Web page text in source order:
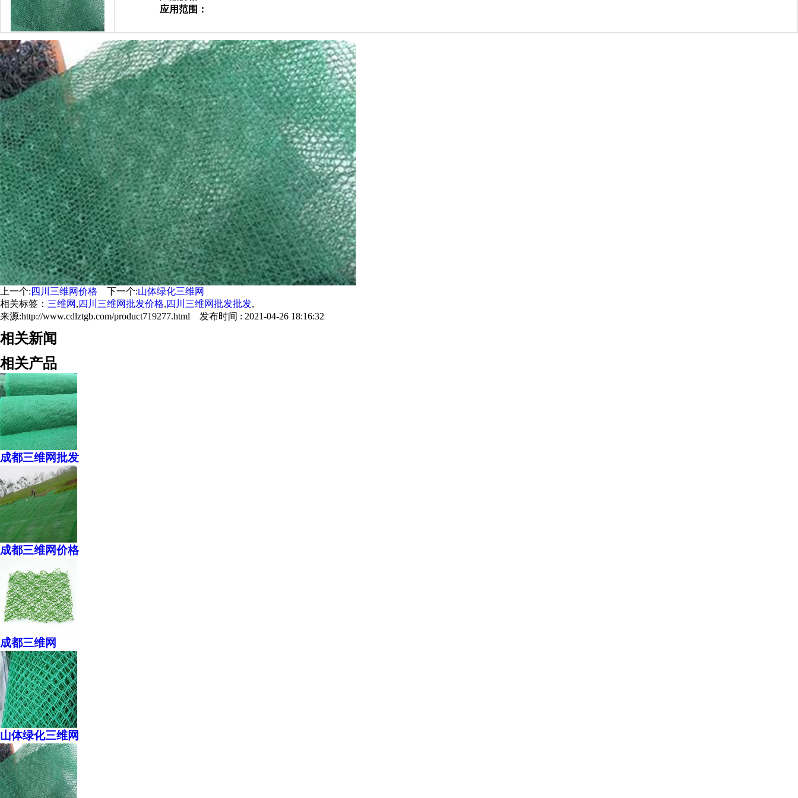
应用范围：
上一个: 四川三维网价格 下一个:山体绿化三维网
相关标签： 三维网 , 四川三维网批发价格, 四川三维网批发批发,
来源:http://www.cdlztgb.com/product719277.html 发布时间 : 2021-04-26 18:16:32
相关新闻
相关产品
成都三维网批发
成都三维网价格
成都三维网
山体绿化三维网